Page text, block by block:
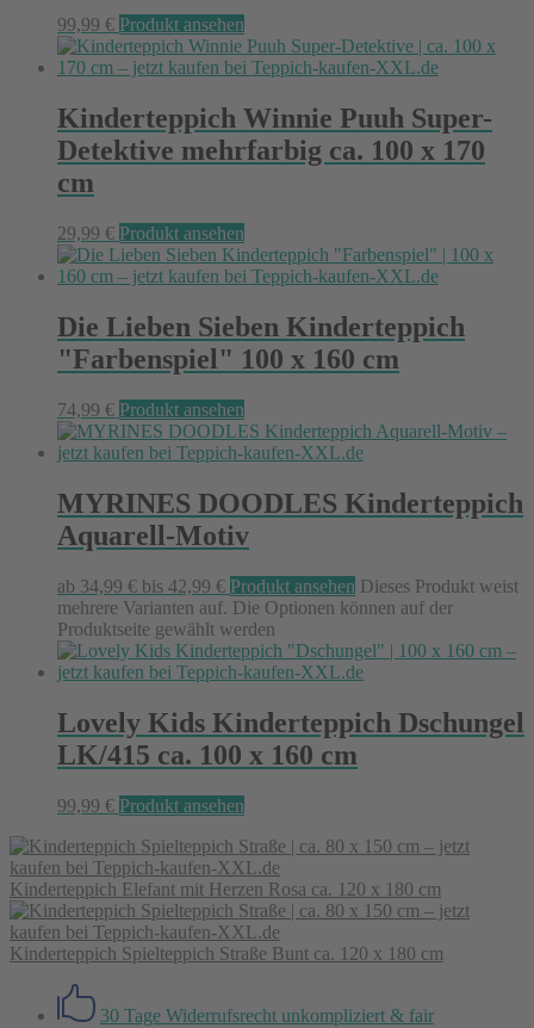
99,99 € Produkt ansehen
Kinderteppich Winnie Puuh Super-
Detektive mehrfarbig ca. 100 x 170
cm
29,99 € Produkt ansehen
Die Lieben Sieben Kinderteppich
"Farbenspiel" 100 x 160 cm
74,99 € Produkt ansehen
MYRINES DOODLES Kinderteppich
Aquarell-Motiv
ab 34,99 € bis 42,99 € Produkt ansehen Dieses Produkt weist
mehrere Varianten auf. Die Optionen können auf der
Produktseite gewählt werden
Lovely Kids Kinderteppich Dschungel
LK/415 ca. 100 x 160 cm
99,99 € Produkt ansehen
Kinderteppich Elefant mit Herzen Rosa ca. 120 x 180 cm
Kinderteppich Spielteppich Straße Bunt ca. 120 x 180 cm
30 Tage Widerrufsrecht unkompliziert & fair